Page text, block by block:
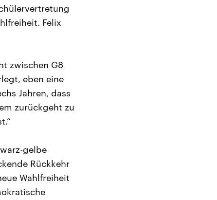
Felix
zwischen G8
eben eine
Jahren, dass
zurückgeht zu
gelbe
Rückkehr
Wahlfreiheit